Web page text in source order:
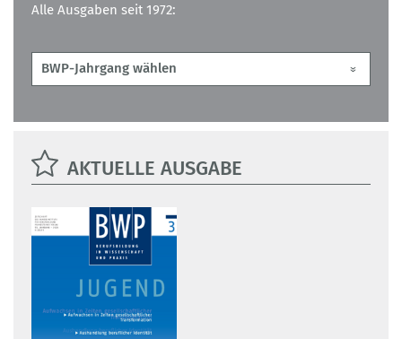
Alle Ausgaben seit 1972:
AKTUELLE AUSGABE